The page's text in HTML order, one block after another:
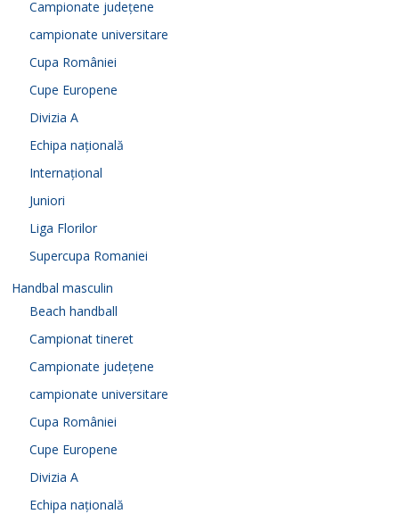
Campionate județene
campionate universitare
Cupa României
Cupe Europene
Divizia A
Echipa națională
Internațional
Juniori
Liga Florilor
Supercupa Romaniei
Handbal masculin
Beach handball
Campionat tineret
Campionate județene
campionate universitare
Cupa României
Cupe Europene
Divizia A
Echipa națională